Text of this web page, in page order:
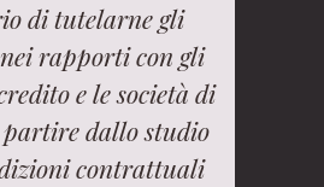
di tutelarne gli
rapporti con gli
e le società di
partire dallo studio
contrattuali